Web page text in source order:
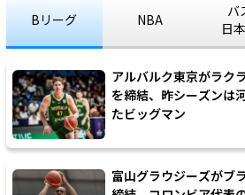
Bリーグ NBA
バ
日
アルバルク東京がラク
を締結、昨シーズンは
たビッグマン
富山グラウジーズがブ